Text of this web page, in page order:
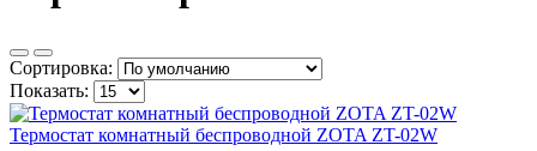
Сортировка:
Показать:
Термостат комнатный беспроводной ZOTA ZT-02W